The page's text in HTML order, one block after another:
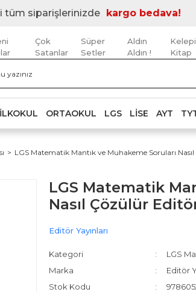
tüm siparişlerinizde kargo bedava!
Çok
Satanlar
Süper
Setler
Aldın
Aldın !
Kitap
İLKOKUL ORTAOKUL LGS LISE AYT
LGS Matematik Mantık ve Muhakeme Soruları
LGS Matematik
Nasıl Çözülür
Editör Yayınları
Kategori
LGS
Marka
Editör
Stok Kodu